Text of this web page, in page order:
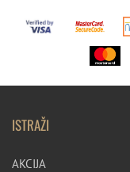
ISTRAŽI
AKCIJA